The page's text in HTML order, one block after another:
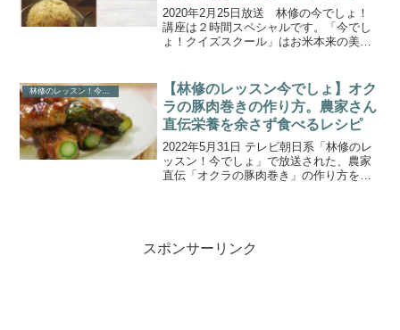
ル （2020.1.28）
2020年2月25日放送 林修の今でしょ！
講座は２時間スペシャルです。「今でし
ょ！クイズスクール」はお米本来の美味
ライスを名店の味に変えるウラ技！★お
米の味を各段に美味し...
林修のレッスン！今でしょ・林修の今でしょ講座
【林修のレッスン今でしょ】オク
ラの豚肉巻きの作り方。農家さん
直伝栄養を余さず食べるレシピ
2022年5月31日 テレビ朝日系「林修のレ
ッスン！今でしょ」で放送された、農家
直伝「オクラの豚肉巻き」の作り方をご
スポンサーリンク